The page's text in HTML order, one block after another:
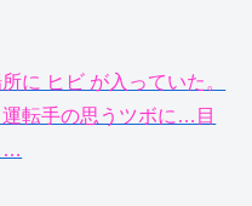
に ヒビ が入っていた。
転手の思うツボに…目
…